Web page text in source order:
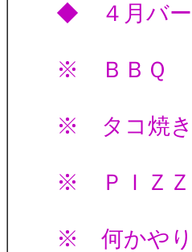
◆ ４月
※ ＢＢ
※ タコ焼き
※ ＰＩＺＺ
※ 何かやり